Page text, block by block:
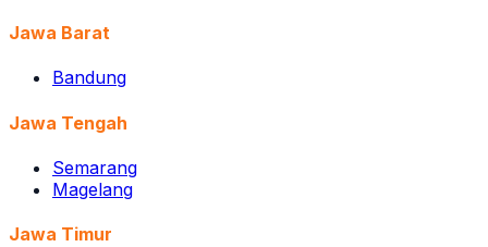
Jawa Barat
Bandung
Jawa Tengah
Semarang
Magelang
Jawa Timur